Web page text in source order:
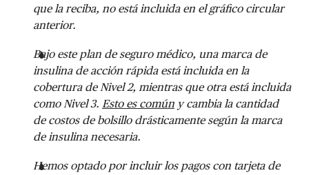
que la reciba, no está incluida en el gráfico circular
anterior.
Bajo este plan de seguro médico, una marca de
insulina de acción rápida está incluida en la
cobertura de Nivel 2, mientras que otra está incluida
como Nivel 3. Esto es común y cambia la cantidad
de costos de bolsillo drásticamente según la marca
de insulina necesaria.
Hemos optado por incluir los pagos con tarjeta de